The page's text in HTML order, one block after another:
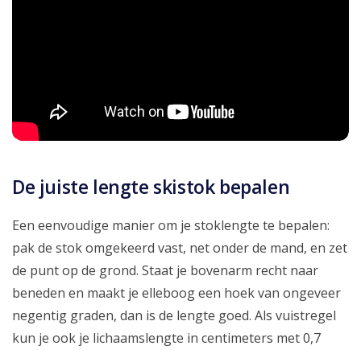
De juiste lengte skistok bepalen
Een eenvoudige manier om je stoklengte te bepalen:
pak de stok omgekeerd vast, net onder de mand, en zet
de punt op de grond. Staat je bovenarm recht naar
beneden en maakt je elleboog een hoek van ongeveer
negentig graden, dan is de lengte goed. Als vuistregel
kun je ook je lichaamslengte in centimeters met 0,7